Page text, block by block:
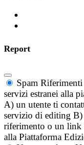
Report
Spam
servizi estranei alla
A) un utente ti
servizio di editing
riferimento o un link
alla Piattaforma